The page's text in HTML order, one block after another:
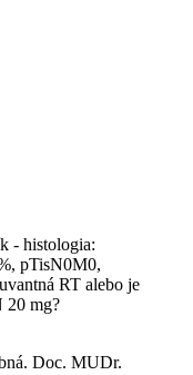
- histologia:
pTisN0M0,
RT alebo je
20 mg?
Doc. MUDr.